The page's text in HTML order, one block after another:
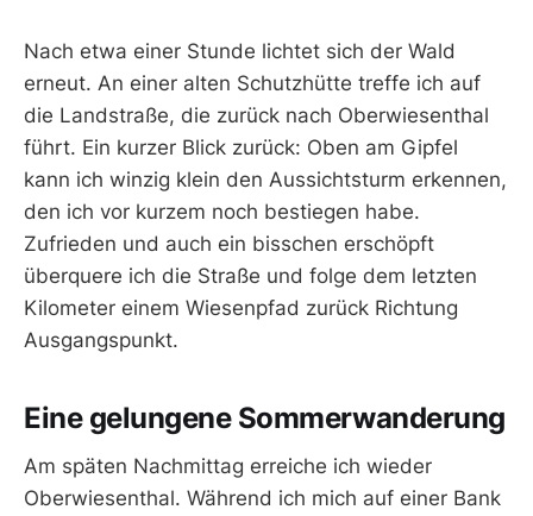
Nach etwa einer Stunde lichtet sich der Wald
erneut. An einer alten Schutzhütte treffe ich auf
die Landstraße, die zurück nach Oberwiesenthal
führt. Ein kurzer Blick zurück: Oben am Gipfel
kann ich winzig klein den Aussichtsturm erkennen,
den ich vor kurzem noch bestiegen habe.
Zufrieden und auch ein bisschen erschöpft
überquere ich die Straße und folge dem letzten
Kilometer einem Wiesenpfad zurück Richtung
Ausgangspunkt.
Eine gelungene Sommerwanderung
Am späten Nachmittag erreiche ich wieder
Oberwiesenthal. Während ich mich auf einer Bank